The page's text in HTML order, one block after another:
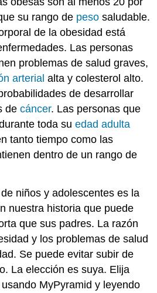
su rango de peso saludable.
de la obesidad está
Las personas
problemas de salud graves,
arterial alta y colesterol alto.
de desarrollar
decáncer. Las personas que
toda suedad adulta
tanto tiempo como las
dentro de un rango de
de niños y adolescentes es la
nuestra historia que puede
que sus padres. La razón
y los problemas de salud
Se puede evitar subir de
La elección es suya. Elija
MyPyramid y leyendo